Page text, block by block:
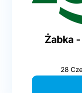
Żabka
28